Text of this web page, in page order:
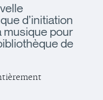
d’initiation
musique pour
de